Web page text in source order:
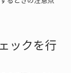
ックを行